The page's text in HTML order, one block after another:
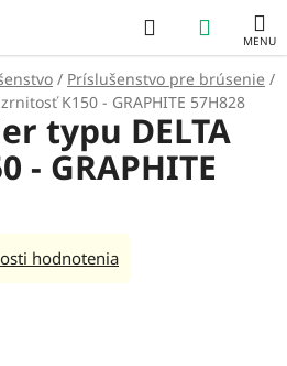
Hľadať
KOŠÍK
/ Príslušenstvo pre brúsenie /
K150 - GRAPHITE 57H828
typu DELTA
- GRAPHITE
hodnotenia